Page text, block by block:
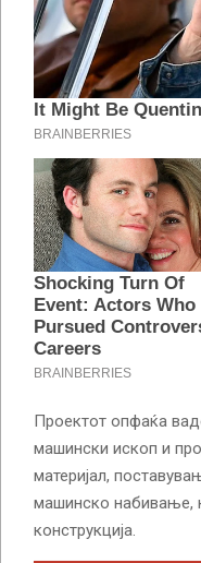
Проектот опфаќа
машински ископ и
материјал,
машинско набивање,
конструкција.